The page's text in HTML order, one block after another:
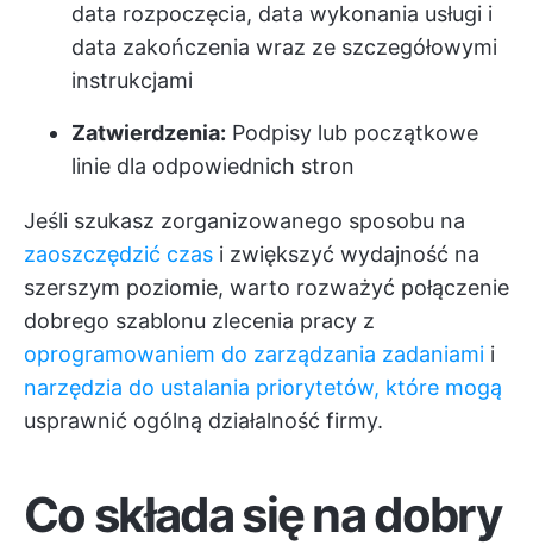
data rozpoczęcia, data wykonania usługi i
data zakończenia wraz ze szczegółowymi
instrukcjami
Zatwierdzenia: Podpisy lub początkowe
linie dla odpowiednich stron
Jeśli szukasz zorganizowanego sposobu na
zaoszczędzić czas i zwiększyć wydajność na
szerszym poziomie, warto rozważyć połączenie
dobrego szablonu zlecenia pracy z
oprogramowaniem do zarządzania zadaniami i
narzędzia do ustalania priorytetów, które mogą
usprawnić ogólną działalność firmy.
Co składa się na dobry